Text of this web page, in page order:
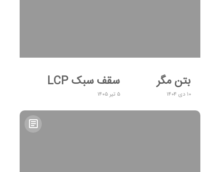
بتن مگر
۱۰ دی ۱۴۰۴
سقف سبک LCP
۵ تیر ۱۴۰۵